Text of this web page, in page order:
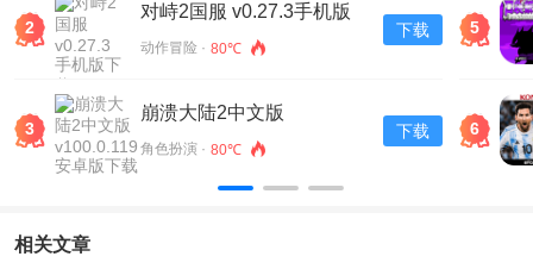
2
对峙2国服 v0.27.3手机版
动作冒险 · 80℃
下载
3
崩溃大陆2中文版
v100.0.119安卓版下载
角色扮演 · 80℃
下载
5
6
相关文章